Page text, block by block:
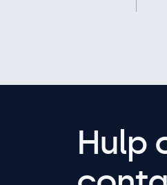
Hulp